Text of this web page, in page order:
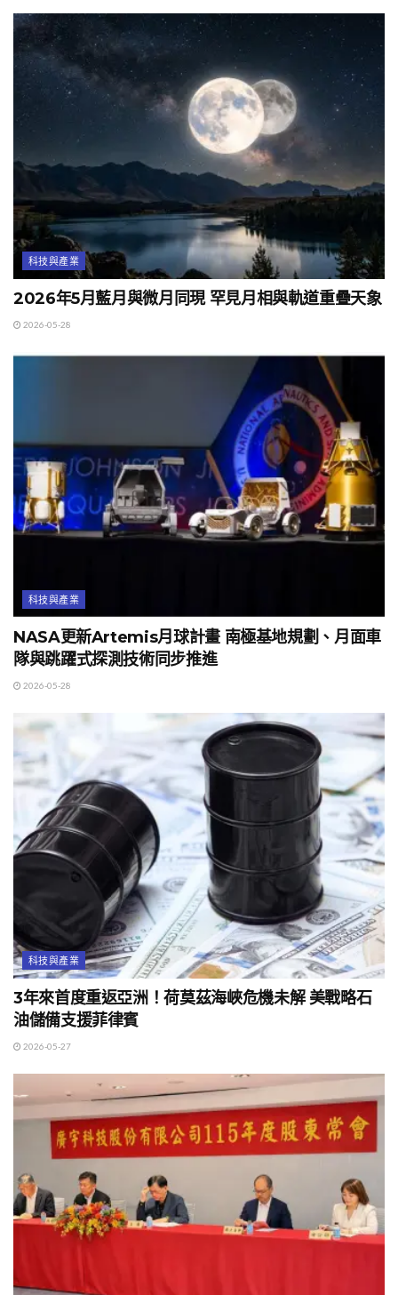
科技與產業
2026年5月藍月與微月同現 罕見月相與軌道重疊天象
2026-05-28
科技與產業
NASA更新Artemis月球計畫 南極基地規劃、月面車
隊與跳躍式探測技術同步推進
2026-05-28
科技與產業
3年來首度重返亞洲！荷莫茲海峽危機未解 美戰略石
油儲備支援菲律賓
2026-05-27